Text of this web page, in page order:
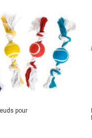
pour